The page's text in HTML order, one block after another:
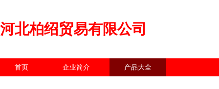
河北柏绍贸易有限公司
首页 企业简介 产品大全